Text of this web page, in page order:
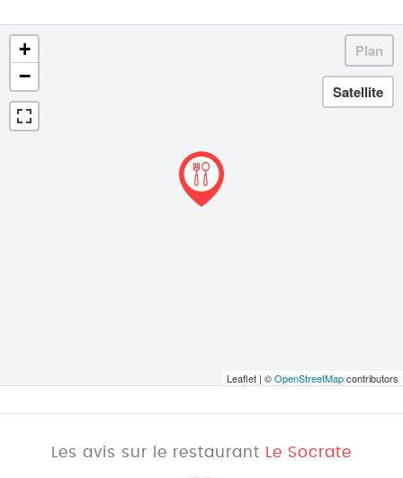
+
−
Leaflet | ©OpenStreetMapcontributors
Les avis sur le restaurant Le Socrate